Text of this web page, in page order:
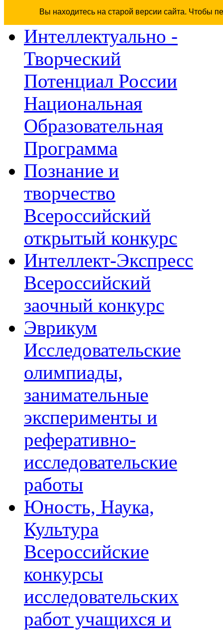
Вы находитесь на старой версии сайта. Чтобы
Интеллектуально -
Творческий
Потенциал России
Национальная
Образовательная
Программа
Познание и
творчество
Всероссийский
открытый конкурс
Интеллект-Экспресс
Всероссийский
заочный конкурс
Эврикум
Исследовательские
олимпиады,
занимательные
эксперименты и
реферативно-
исследовательские
работы
Юность, Наука,
Культура
Всероссийские
конкурсы
исследовательских
работ учащихся и